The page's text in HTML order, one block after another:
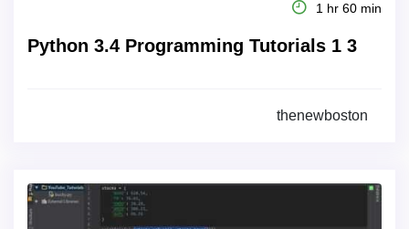
1 hr 60 min
Python 3.4 Programming Tutorials 1 3
thenewboston